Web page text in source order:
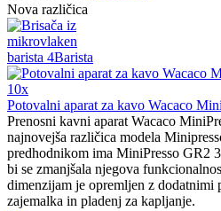
Nova različica
10x
Potovalni aparat za kavo Wacaco
Prenosni kavni aparat Wacaco
najnovejša različica modela
predhodnikom ima MiniPresso GR2
bi se zmanjšala njegova
dimenzijam je opremljen z dodatnimi
zajemalka in pladenj za kapljanje.